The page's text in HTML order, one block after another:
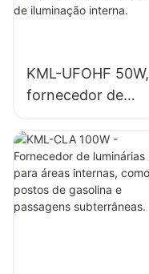
aplicações de
KML-UFOHF 50W,
fornecedor de
luminária LED de
alta potência para
instalações
industriais,
armazéns e outras